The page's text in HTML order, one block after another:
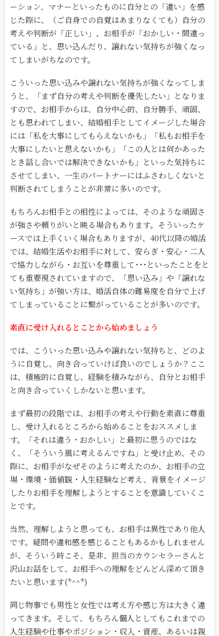
ーション、マナーといったものに自分との「違い」を感
じた際に、（ご自身での自覚はあまりなくても）自分の
考えや判断が「正しい」、お相手が「おかしい・間違っ
ている」と、思い込んだり、譲れない気持ちが強くなっ
てしまいがちなのです。
こういった思い込みや譲れない気持ちが強くなってしま
うと、「まず自分の考えや判断を優先したい」となりま
すので、お相手からは、自分中心的、自分勝手、頑固、
とも思われてしまい、結婚相手としてイメージした場合
には「私を大事にしてもらえないかも」「私もお相手を
大事にしたいと思えないかも」「この人とは何かあった
とき話し合いでは解決できないかも」といった気持ちに
させてしまい、一生のパートナーにはふさわしくないと
判断されてしまうことが非常に多いのです。
もちろんお相手との相性によっては、そのような頑固さ
が強さや頼りがいと映る場合もあります。そういったケ
ースでは上手くいく場合もありますが、40代以降の婚活
では、結婚生活やお相手に対して、安らぎ・安心・二人
で協力しながら・お互いを尊重して･･･といったことをと
ても重要視されていますので、「思い込み」や「譲れな
い気持ち」が強い方は、婚活自体の難易度を自分で上げ
てしまっていることに繋がっていることが多いのです。
素直に受け入れるとことから始めましょう
では、こういった思い込みや譲れない気持ちと、どのよ
うに自覚し、向き合っていけば良いのでしょうか？ここ
は、積極的に自覚し、経験を積みながら、自分とお相手
と向き合っていくしかないと思います。
まず最初の段階では、お相手の考えや行動を素直に尊重
し、受け入れるところから始めることをおススメしま
す。「それは違う・おかしい」と最初に思うのではな
く、「そういう風に考えるんですね」と受け止め、その
際に、お相手がなぜそのように考えたのか、お相手の立
場・環境・価値観・人生経験など考え、背景をイメージ
したりお相手を理解しようとすることを意識していくこ
とです。
当然、理解しようと思っても、お相手は異性であり他人
です。疑問や違和感を感じることもあるかもしれません
が、そういう時こそ、是非、担当のカウンセラーさんと
沢山お話をして、お相手への理解をどんどん深めて頂き
たいと思います(*^^*)
同じ物事でも男性と女性では考え方や感じ方は大きく違
ってきます。そして、もちろん個人としてもこれまでの
人生経験や仕事やポジション・収入・資産、あるいは親